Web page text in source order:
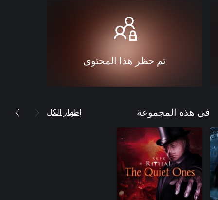
تم حظر هذا المحتوى
في هذه المجموعة إظهار الكل